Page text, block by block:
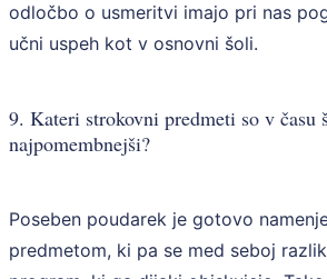
odločbo o usmeritvi imajo pri nas
učni uspeh kot v osnovni šoli.
9. Kateri strokovni predmeti so v času
najpomembnejši?
Poseben poudarek je gotovo
predmetom, ki pa se med seboj